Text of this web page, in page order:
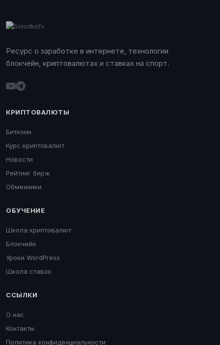
Ресурс о заработке в интернете, технологии
блокчейн, криптовалютах и ставках на спорт.
КРИПТОВАЛЮТЫ
Биткоин
Курс криптовалют
Новости
Рейтинг бирж
Обменники
ОБУЧЕНИЕ
Школа криптовалют
Блокчейн
Уроки WordPress
Школа ставок
ССЫЛКИ
О нас
Контакты
Политика конфиденциальности